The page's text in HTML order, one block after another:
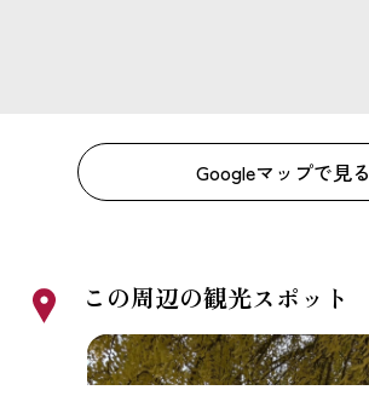
Googleマップで見る
この周辺の観光スポット
丹生酒殿神社